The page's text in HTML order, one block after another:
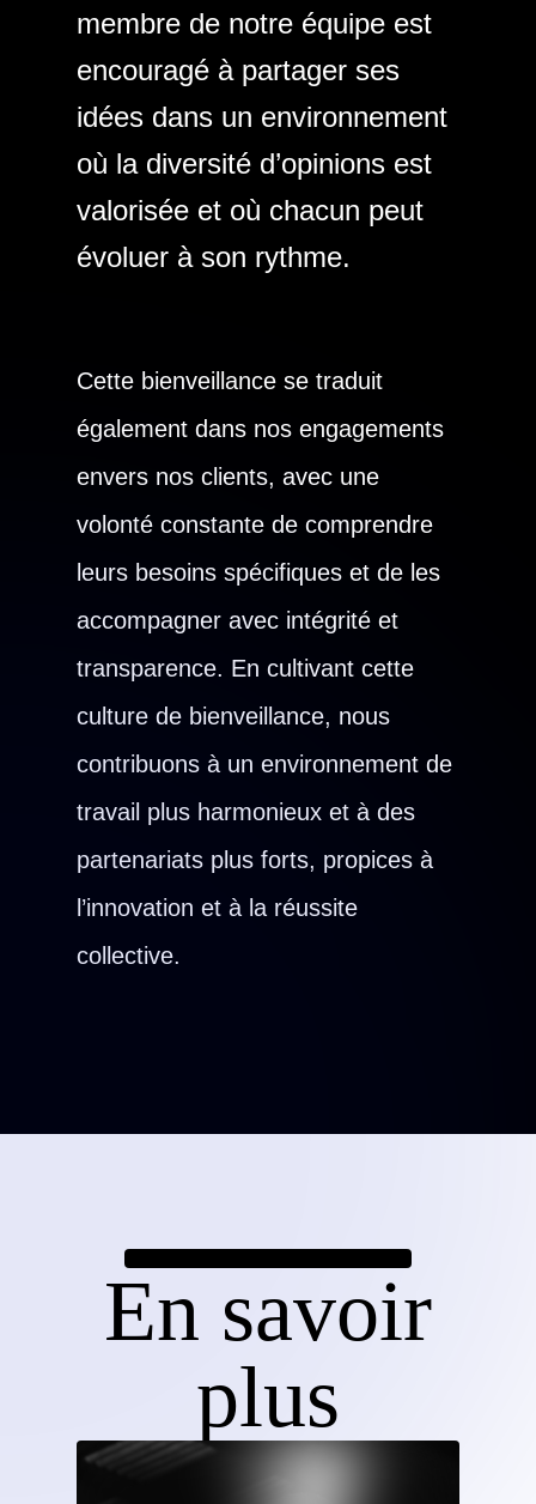
membre de notre équipe est
encouragé à partager ses
idées dans un environnement
où la diversité d’opinions est
valorisée et où chacun peut
évoluer à son rythme.
Cette bienveillance se traduit
également dans nos engagements
envers nos clients, avec une
volonté constante de comprendre
leurs besoins spécifiques et de les
accompagner avec intégrité et
transparence. En cultivant cette
culture de bienveillance, nous
contribuons à un environnement de
travail plus harmonieux et à des
partenariats plus forts, propices à
l’innovation et à la réussite
collective.
En savoir
plus